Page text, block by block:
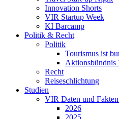
Innovation Shorts
VIR Startup Week
KI Barcamp
Politik & Recht
Politik
Tourismus ist
Aktionsbündnis
Recht
Reiseschlichtung
Studien
VIR Daten und
2026
2025